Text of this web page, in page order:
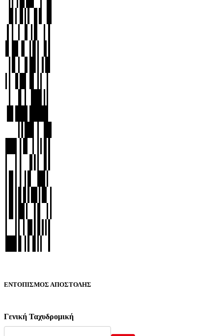
ΕΝΤΟΠΙΣΜΟΣ ΑΠΟΣΤΟΛΗΣ
Γενική Ταχυδρομική